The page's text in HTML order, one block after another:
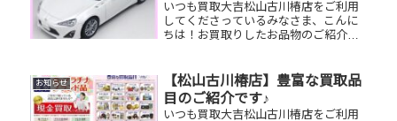
いつも買取大吉松山古川椿店をご利用
してくださっているみなさま、こんに
ちは！お買取りしたお品物のご紹介で
い！そして！現在イベント開催中です
(^^♪11,500円以上ご成約の...
お知らせ
【松山古川椿店】豊富な買取品
目のご紹介です♪
いつも買取大吉松山古川椿店をご利用